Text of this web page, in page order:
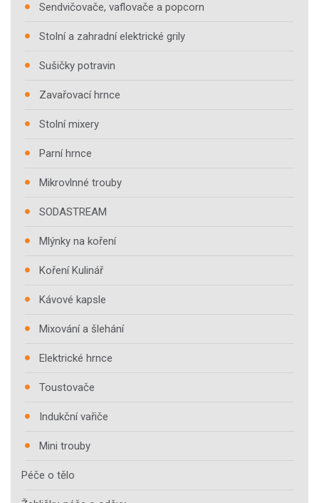
Sendvičovače, vaflovače a popcorn
Stolní a zahradní elektrické grily
Sušičky potravin
Zavařovací hrnce
Stolní mixery
Parní hrnce
Mikrovlnné trouby
SODASTREAM
Mlýnky na koření
Koření Kulinář
Kávové kapsle
Mixování a šlehání
Elektrické hrnce
Toustovače
Indukční vařiče
Mini trouby
Péče o tělo